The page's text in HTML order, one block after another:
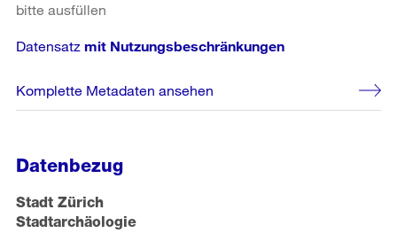
bitte ausfüllen
Datensatz mit Nutzungsbeschränkungen
Komplette Metadaten ansehen
Datenbezug
Stadt Zürich
Stadtarchäologie